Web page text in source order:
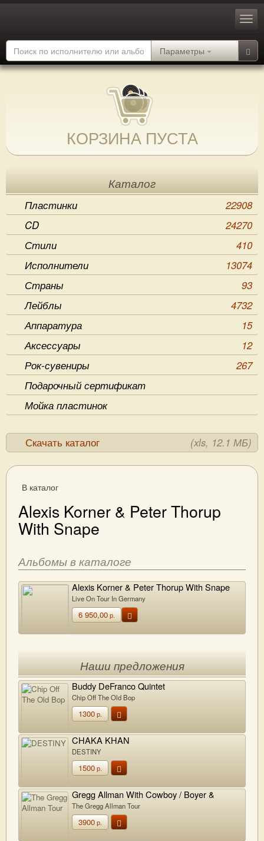
Параметры
КОРЗИНА ПУСТА
Каталог
Пластинки
22908
CD
24270
Стили
410
Исполнители
13074
Страны
93
Лейблы
4732
Аппаратура
15
Аксессуары
12
Рок-сувениры
267
Подарочный сертификат
Мойка пластинок
Скачать каталог (xls, 12.1 МБ)
В каталог
Alexis Korner & Peter Thorup
With Snape
Альбомы в каталоге
Alexis Korner & Peter Thorup With Snape
Live On Tour In Germany
6 950,00р.
Наши предложения
Buddy DeFranco Quintet
Chip Off The Old Bop
1300р.
CHAKA KHAN
DESTINY
1500р.
Gregg Allman With Cowboy / Boyer &
Talton
The Gregg Allman Tour
3900р.